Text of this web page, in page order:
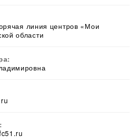
линия центров «Мои
области